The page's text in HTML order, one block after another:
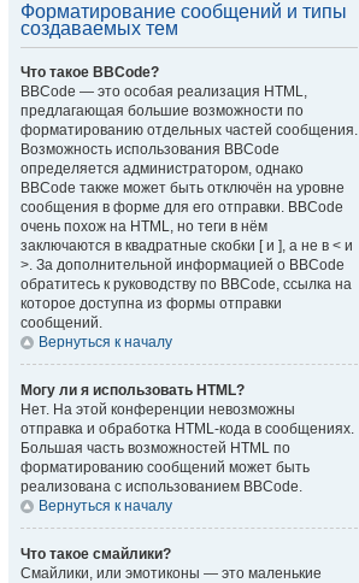
Форматирование сообщений и типы
создаваемых тем
Что такое BBCode?
BBCode — это особая реализация HTML,
предлагающая большие возможности по
форматированию отдельных частей сообщения.
Возможность использования BBCode
определяется администратором, однако
BBCode также может быть отключён на уровне
сообщения в форме для его отправки. BBCode
очень похож на HTML, но теги в нём
заключаются в квадратные скобки [ и ], а не в < и
>. За дополнительной информацией о BBCode
обратитесь к руководству по BBCode, ссылка на
которое доступна из формы отправки
сообщений.
Вернуться к началу
Могу ли я использовать HTML?
Нет. На этой конференции невозможны
отправка и обработка HTML-кода в сообщениях.
Большая часть возможностей HTML по
форматированию сообщений может быть
реализована с использованием BBCode.
Вернуться к началу
Что такое смайлики?
Смайлики, или эмотиконы — это маленькие